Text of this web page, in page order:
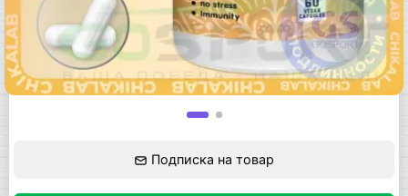
Подписка на товар